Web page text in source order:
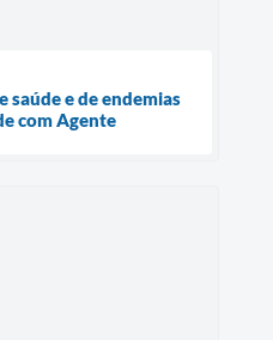
saúde e de endemias
com Agente